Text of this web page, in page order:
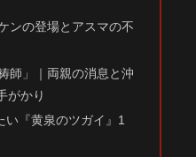
ンの登場とアスマの不
師」｜両親の消息と沖
がかり
『黄泉のツガイ』1